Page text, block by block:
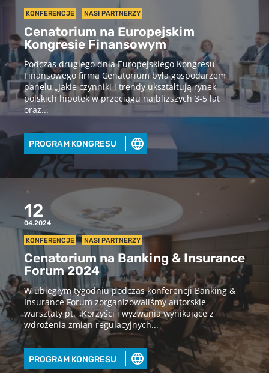
KONFERENCJE NASI PARTNERZY
Cenatorium na Europejskim
Kongresie Finansowym
Podczas drugiego dnia Europejskiego Kongresu
Finansowego firma Cenatorium była gospodarzem
panelu „Jakie czynniki i trendy ukształtują rynek
polskich hipotek w przeciągu najbliższych 3-5 lat
oraz...
PROGRAM KONGRESU
12
04.2024
KONFERENCJE NASI PARTNERZY
Cenatorium na Banking & Insurance
Forum 2024
W ubiegłym tygodniu podczas konferencji Banking &
Insurance Forum zorganizowaliśmy autorskie
warsztaty pt. „Korzyści i wyzwania wynikające z
wdrożenia zmian regulacyjnych...
PROGRAM KONGRESU
aby pobrać raport podaj swój adres
POBIERZ
Chcę otrzymywać treści o charakterze marketingowym drogą e-
mail od Cenatorium Sp. z o.o. z siedzibą w Warszawie. Mam
świadomość, że mogę zrezygnować z subskrypcji w każdej chwili.
Więcej informacji o przetwarzaniu moich danych dostępnych jest
wPolityce prywatności.